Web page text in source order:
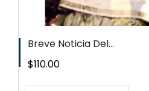
Breve Noticia Del...
Precio
$110.00